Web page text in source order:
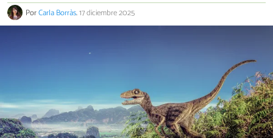
PorCarla Borràs.17 diciembre 2025